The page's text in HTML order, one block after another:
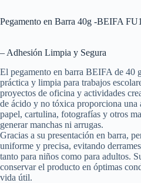
Pegamento en Barra 40g -BEIFA
– Adhesión Limpia y Segura
El pegamento en barra BEIFA de 40
práctica y limpia para trabajos
proyectos de oficina y actividades
de ácido y no tóxica proporciona una
papel, cartulina, fotografías y otros
generar manchas ni arrugas.
Gracias a su presentación en barra,
uniforme y precisa, evitando
tanto para niños como para adultos.
conservar el producto en óptimas
vida útil.